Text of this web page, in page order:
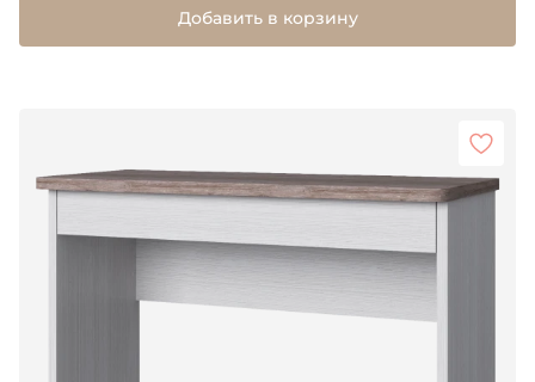
Добавить в корзину